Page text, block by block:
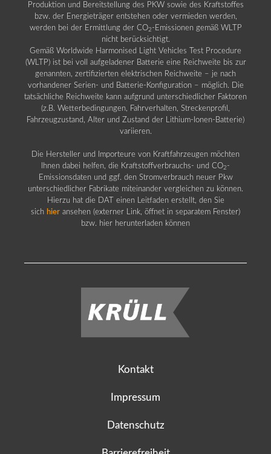
Produktion und Bereitstellung des PKW sowie des Kraftstoffes
bzw. der Energieträger entstehen oder vermieden werden,
werden bei der Ermittlung der CO2 -Emissionen gemäß WLTP
nicht berücksichtigt.
Gemäß Worldwide Harmonised Light Vehicles Test Procedure
(WLTP) ist bei voll aufgeladener Batterie eine Reichweite bis zur
genannten, zertifizierten elektrischen Reichweite – je nach
vorhandener Serien- und Batterie-Konfiguration – möglich. Die
tatsächliche Reichweite kann aufgrund unterschiedlicher Faktoren
(z.B. Wetterbedingungen, Fahrverhalten, Streckenprofil,
Fahrzeugzustand, Alter und Zustand der Lithium-Ionen-Batterie)
variieren.
Die Hersteller und Importeure von Kraftfahrzeugen möchten
Ihnen dabei helfen, die Kraftstoffverbrauchs- und CO2 -
Emissionsdaten und ggf. den Stromverbrauch neuer Pkw
unterschiedlicher Fabrikate miteinander vergleichen zu können.
Hierzu hat die DAT einen Leitfaden erstellt, den Sie
sich hier ansehen (externer Link, öffnet in separatem Fenster)
bzw. hier herunterladen können
Kontakt
Impressum
Datenschutz